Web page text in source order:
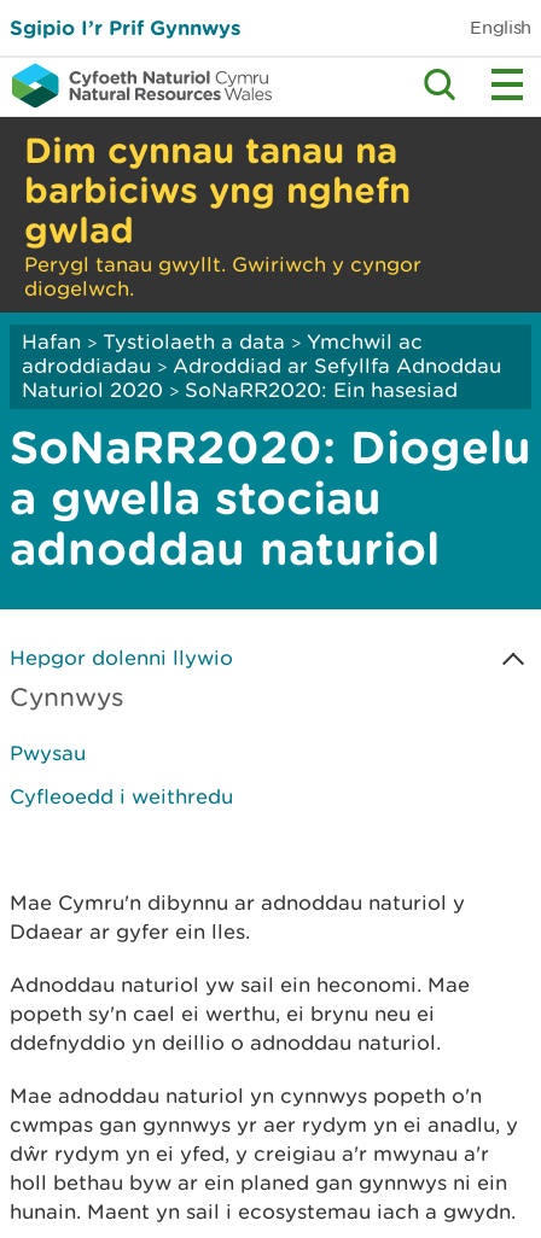
Sgipio I’r Prif Gynnwys English
Dim cynnau tanau na
barbiciws yng nghefn
gwlad
Perygl tanau gwyllt. Gwiriwch y cyngor
diogelwch.
Hafan > Tystiolaeth a data > Ymchwil ac
adroddiadau > Adroddiad ar Sefyllfa Adnoddau
Naturiol 2020 > SoNaRR2020: Ein hasesiad
SoNaRR2020: Diogelu
a gwella stociau
adnoddau naturiol
Hepgor dolenni llywio
Cynnwys
Pwysau
Cyfleoedd i weithredu
Mae Cymru'n dibynnu ar adnoddau naturiol y
Ddaear ar gyfer ein lles.
Adnoddau naturiol yw sail ein heconomi. Mae
popeth sy'n cael ei werthu, ei brynu neu ei
ddefnyddio yn deillio o adnoddau naturiol.
Mae adnoddau naturiol yn cynnwys popeth o'n
cwmpas gan gynnwys yr aer rydym yn ei anadlu, y
dŵr rydym yn ei yfed, y creigiau a'r mwynau a'r
holl bethau byw ar ein planed gan gynnwys ni ein
hunain. Maent yn sail i ecosystemau iach a gwydn.